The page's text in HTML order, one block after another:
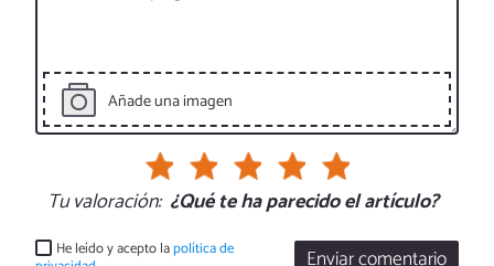
Añade una imagen
Tu valoración: ¿Qué te ha parecido el artículo?
He leído y acepto lapolítica de